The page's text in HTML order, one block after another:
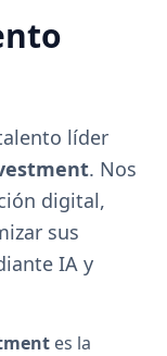
líder
. Nos
digital,
sus
IA y
es la